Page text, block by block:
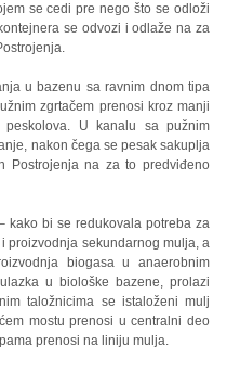
se cedi pre nego što se odloži
se odvozi i odlaže na za
u bazenu sa ravnim dnom tipa
zgrtačem prenosi kroz manji
U kanalu sa pužnim
nakon čega se pesak sakuplja
Postrojenja na za to predviđeno
kako bi se redukovala potreba za
proizvodnja sekundarnog mulja, a
biogasa u anaerobnim
u biološke bazene, prolazi
taložnicima se istaloženi mulj
mostu prenosi u centralni deo
prenosi na liniju mulja.